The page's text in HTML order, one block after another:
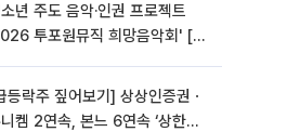
년 주도 음악·인권 프로젝트
투포원뮤직 희망음악회' [포
등락주 짚어보기] 상상인증권ㆍ
켐 2연속, 본느 6연속 ‘상한